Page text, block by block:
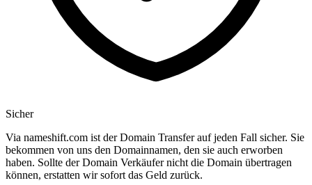
Sicher
Via nameshift.com ist der Domain Transfer auf jeden Fall sicher. Sie
bekommen von uns den Domainnamen, den sie auch erworben
haben. Sollte der Domain Verkäufer nicht die Domain übertragen
können, erstatten wir sofort das Geld zurück.